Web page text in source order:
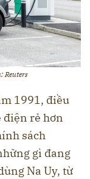
Reuters
1991, điều
điện rẻ hơn
sách
gì đang
Na Uy, từ